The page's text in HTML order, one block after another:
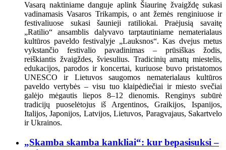
Vasarą naktiniame danguje aplink Šiaurinę žvaigždę sukasi
vadinamasis Vasaros Trikampis, o ant žemės renginiuose ir
festivaliuose sukasi šaunieji ratiliokai. Praėjusią savaitę
„Ratilio“ ansamblis dalyvavo tarptautiniame nematerialaus
kultūros paveldo festivalyje „Lauksnos“. Kas dvejus metus
vykstančio festivalio pavadinimas – prūsiškas žodis,
reiškiantis žvaigždes, šviesulius. Tradicinių amatų miestelis,
edukacijos, parodos ir koncertai, kuriuose buvo pristatomos
UNESCO ir Lietuvos saugomos nematerialaus kultūros
paveldo vertybės – visu tuo klaipėdiečiai ir miesto svečiai
galėjo mėgautis liepos 8–12 dienomis. Renginys subūrė
tradicijų puoselėtojus iš Argentinos, Graikijos, Ispanijos,
Italijos, Japonijos, Latvijos, Lietuvos, Paragvajaus, Sakartvelo
ir Ukrainos.
„Skamba skamba kankliai“: kur bepasisuksi –